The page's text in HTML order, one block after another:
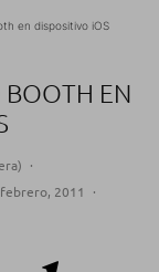
en dispositivo iOS
BOOTH EN
·
2011
·